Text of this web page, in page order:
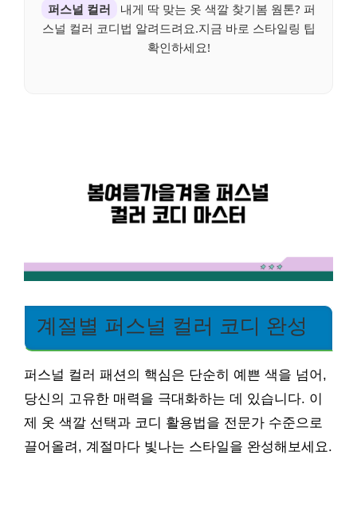
퍼스널 컬러
내게 딱 맞는 옷 색깔 찾기봄 웜톤? 퍼
스널 컬러 코디법 알려드려요.지금 바로 스타일링 팁
확인하세요!
계절별 퍼스널 컬러 코디 완성
퍼스널 컬러 패션의 핵심은 단순히 예쁜 색을 넘어,
당신의 고유한 매력을 극대화하는 데 있습니다. 이
제 옷 색깔 선택과 코디 활용법을 전문가 수준으로
끌어올려, 계절마다 빛나는 스타일을 완성해보세요.